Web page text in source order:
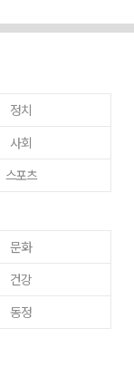
정치
사회
스포츠
문화
건강
동정